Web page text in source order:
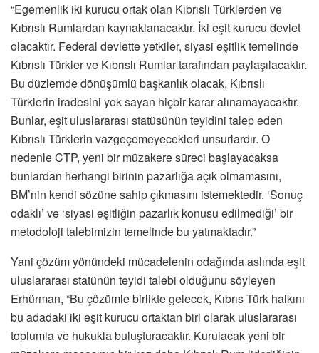
“Egemenlik iki kurucu ortak olan Kıbrıslı Türklerden ve
Kıbrıslı Rumlardan kaynaklanacaktır. İki eşit kurucu devlet
olacaktır. Federal devlette yetkiler, siyasi eşitlik temelinde
Kıbrıslı Türkler ve Kıbrıslı Rumlar tarafından paylaşılacaktır.
Bu düzlemde dönüşümlü başkanlık olacak, Kıbrıslı
Türklerin iradesini yok sayan hiçbir karar alınamayacaktır.
Bunlar, eşit uluslararası statüsünün teyidini talep eden
Kıbrıslı Türklerin vazgeçemeyecekleri unsurlardır. O
nedenle CTP, yeni bir müzakere süreci başlayacaksa
bunlardan herhangi birinin pazarlığa açık olmamasını,
BM’nin kendi sözüne sahip çıkmasını istemektedir. ‘Sonuç
odaklı’ ve ‘siyasi eşitliğin pazarlık konusu edilmediği’ bir
metodoloji talebimizin temelinde bu yatmaktadır.”
Yani çözüm yönündeki mücadelenin odağında aslında eşit
uluslararası statünün teyidi talebi olduğunu söyleyen
Erhürman, “Bu çözümle birlikte gelecek, Kıbrıs Türk halkını
bu adadaki iki eşit kurucu ortaktan biri olarak uluslararası
toplumla ve hukukla buluşturacaktır. Kurulacak yeni bir